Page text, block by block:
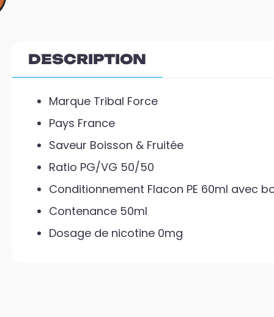
DESCRIPTION
Marque Tribal Force
Pays France
Saveur Boisson & Fruitée
Ratio PG/VG 50/50
Conditionnement Flacon PE 60ml avec
Contenance 50ml
Dosage de nicotine 0mg